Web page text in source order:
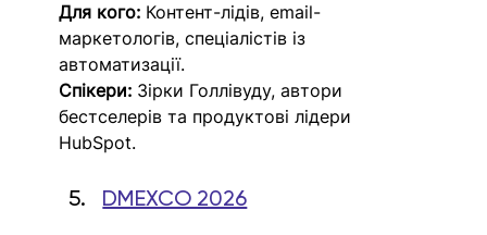
Для кого: Контент-лідів, email-
маркетологів, спеціалістів із
автоматизації.
Спікери: Зірки Голлівуду, автори
бестселерів та продуктові лідери
HubSpot.
DMEXCO 2026